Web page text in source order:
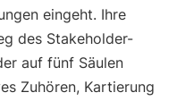
eingeht. Ihre
des Stakeholder-
auf fünf Säulen
Zuhören, Kartierung